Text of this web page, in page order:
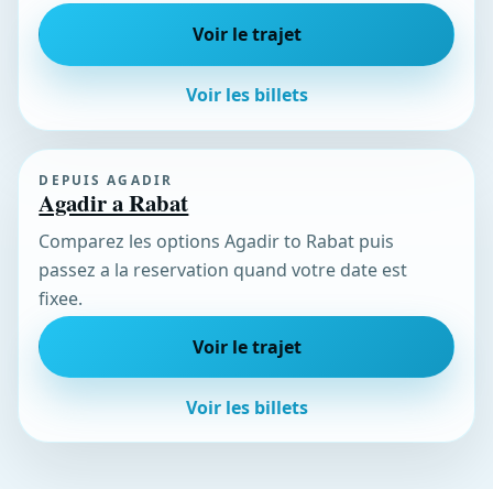
Voir le trajet
Voir les billets
DEPUIS AGADIR
Agadir a Rabat
Comparez les options Agadir to Rabat puis
passez a la reservation quand votre date est
fixee.
Voir le trajet
Voir les billets